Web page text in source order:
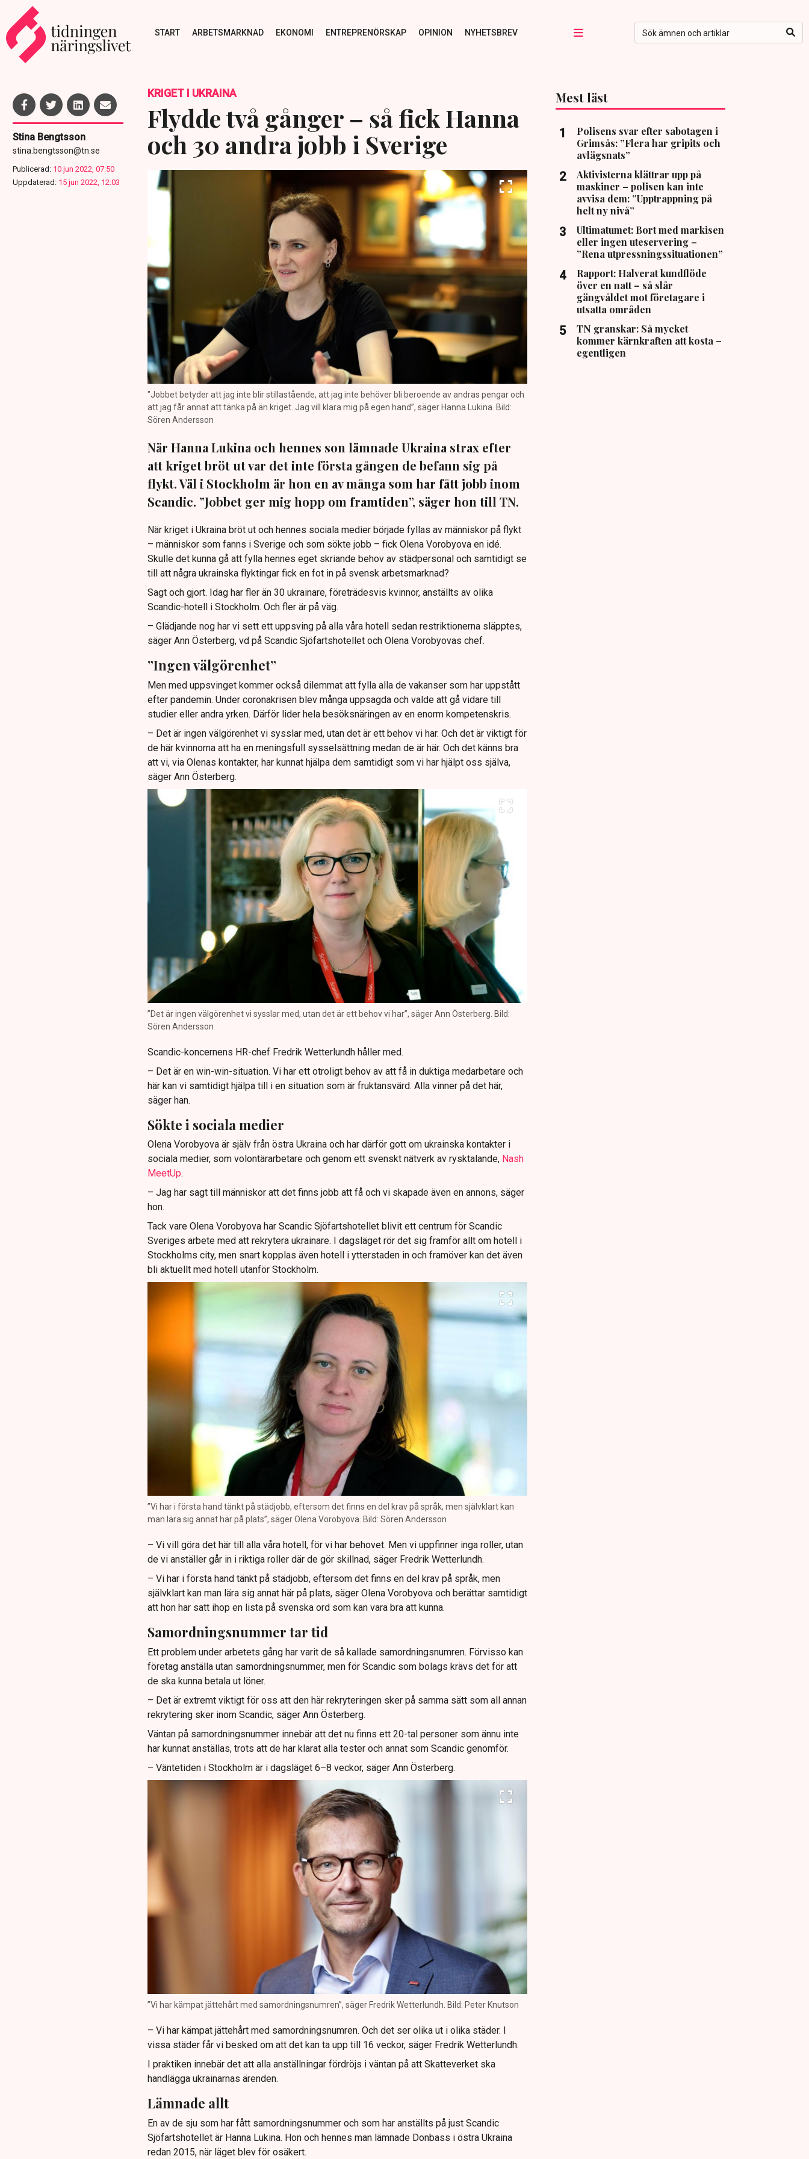
START ARBETSMARKNAD EKONOMI ENTREPRENÖRSKAP OPINION NYHETSBREV
Stina Bengtsson
stina.bengtsson@tn.se
Publicerad: 10 jun 2022, 07:50
Uppdaterad: 15 jun 2022, 12:03
KRIGET I UKRAINA
Flydde två gånger – så fick Hanna
och 30 andra jobb i Sverige
"Jobbet betyder att jag inte blir stillastående, att jag inte behöver bli beroende av andras pengar och
att jag får annat att tänka på än kriget. Jag vill klara mig på egen hand”, säger Hanna Lukina. Bild:
Sören Andersson
När Hanna Lukina och hennes son lämnade Ukraina strax efter
att kriget bröt ut var det inte första gången de befann sig på
flykt. Väl i Stockholm är hon en av många som har fått jobb inom
Scandic. ”Jobbet ger mig hopp om framtiden”, säger hon till TN.
När kriget i Ukraina bröt ut och hennes sociala medier började fyllas av människor på flykt
– människor som fanns i Sverige och som sökte jobb – fick Olena Vorobyova en idé.
Skulle det kunna gå att fylla hennes eget skriande behov av städpersonal och samtidigt se
till att några ukrainska flyktingar fick en fot in på svensk arbetsmarknad?
Sagt och gjort. Idag har fler än 30 ukrainare, företrädesvis kvinnor, anställts av olika
Scandic-hotell i Stockholm. Och fler är på väg.
– Glädjande nog har vi sett ett uppsving på alla våra hotell sedan restriktionerna släpptes,
säger Ann Österberg, vd på Scandic Sjöfartshotellet och Olena Vorobyovas chef.
”Ingen välgörenhet”
Men med uppsvinget kommer också dilemmat att fylla alla de vakanser som har uppstått
efter pandemin. Under coronakrisen blev många uppsagda och valde att gå vidare till
studier eller andra yrken. Därför lider hela besöksnäringen av en enorm kompetenskris.
– Det är ingen välgörenhet vi sysslar med, utan det är ett behov vi har. Och det är viktigt för
de här kvinnorna att ha en meningsfull sysselsättning medan de är här. Och det känns bra
att vi, via Olenas kontakter, har kunnat hjälpa dem samtidigt som vi har hjälpt oss själva,
säger Ann Österberg.
”Det är ingen välgörenhet vi sysslar med, utan det är ett behov vi har”, säger Ann Österberg. Bild:
Sören Andersson
Scandic-koncernens HR-chef Fredrik Wetterlundh håller med.
– Det är en win-win-situation. Vi har ett otroligt behov av att få in duktiga medarbetare och
här kan vi samtidigt hjälpa till i en situation som är fruktansvärd. Alla vinner på det här,
säger han.
Sökte i sociala medier
Olena Vorobyova är själv från östra Ukraina och har därför gott om ukrainska kontakter i
sociala medier, som volontärarbetare och genom ett svenskt nätverk av rysktalande, Nash
MeetUp.
– Jag har sagt till människor att det finns jobb att få och vi skapade även en annons, säger
hon.
Tack vare Olena Vorobyova har Scandic Sjöfartshotellet blivit ett centrum för Scandic
Sveriges arbete med att rekrytera ukrainare. I dagsläget rör det sig framför allt om hotell i
Stockholms city, men snart kopplas även hotell i ytterstaden in och framöver kan det även
bli aktuellt med hotell utanför Stockholm.
”Vi har i första hand tänkt på städjobb, eftersom det finns en del krav på språk, men självklart kan
man lära sig annat här på plats”, säger Olena Vorobyova. Bild: Sören Andersson
– Vi vill göra det här till alla våra hotell, för vi har behovet. Men vi uppfinner inga roller, utan
de vi anställer går in i riktiga roller där de gör skillnad, säger Fredrik Wetterlundh.
– Vi har i första hand tänkt på städjobb, eftersom det finns en del krav på språk, men
självklart kan man lära sig annat här på plats, säger Olena Vorobyova och berättar samtidigt
att hon har satt ihop en lista på svenska ord som kan vara bra att kunna.
Samordningsnummer tar tid
Ett problem under arbetets gång har varit de så kallade samordningsnumren. Förvisso kan
företag anställa utan samordningsnummer, men för Scandic som bolags krävs det för att
de ska kunna betala ut löner.
– Det är extremt viktigt för oss att den här rekryteringen sker på samma sätt som all annan
rekrytering sker inom Scandic, säger Ann Österberg.
Väntan på samordningsnummer innebär att det nu finns ett 20-tal personer som ännu inte
har kunnat anställas, trots att de har klarat alla tester och annat som Scandic genomför.
– Väntetiden i Stockholm är i dagsläget 6–8 veckor, säger Ann Österberg.
”Vi har kämpat jättehårt med samordningsnumren”, säger Fredrik Wetterlundh. Bild: Peter Knutson
– Vi har kämpat jättehårt med samordningsnumren. Och det ser olika ut i olika städer. I
vissa städer får vi besked om att det kan ta upp till 16 veckor, säger Fredrik Wetterlundh.
I praktiken innebär det att alla anställningar fördröjs i väntan på att Skatteverket ska
handlägga ukrainarnas ärenden.
Lämnade allt
En av de sju som har fått samordningsnummer och som har anställts på just Scandic
Sjöfartshotellet är Hanna Lukina. Hon och hennes man lämnade Donbass i östra Ukraina
redan 2015, när läget blev för osäkert.
Mest läst
Polisens svar efter sabotagen i
Grimsås: ”Flera har gripits och
avlägsnats”
Aktivisterna klättrar upp på
maskiner – polisen kan inte
avvisa dem: ”Upptrappning på
helt ny nivå”
Ultimatumet: Bort med markisen
eller ingen uteservering –
”Rena utpressningssituationen”
Rapport: Halverat kundflöde
över en natt – så slår
gängvåldet mot företagare i
utsatta områden
TN granskar: Så mycket
kommer kärnkraften att kosta –
egentligen